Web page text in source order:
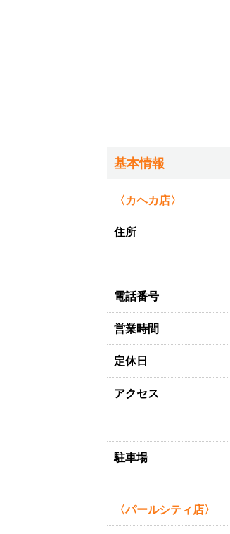
基本情報
〈カヘカ店〉
住所
電話番号
営業時間
定休日
アクセス
駐車場
〈パールシティ店〉